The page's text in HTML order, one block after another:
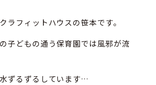
ラフィットハウスの笹本です。
子どもの通う保育園では風邪が流
ずるずるしています…